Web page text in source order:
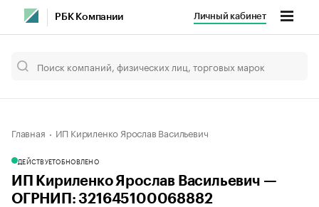
РБК Компании Личный кабинет
Главная ИП Кириленко Ярослав Васильевич
ДЕЙСТВУЕТОБНОВЛЕНО
ИП Кириленко Ярослав Васильевич —
ОГРНИП: 321645100068882